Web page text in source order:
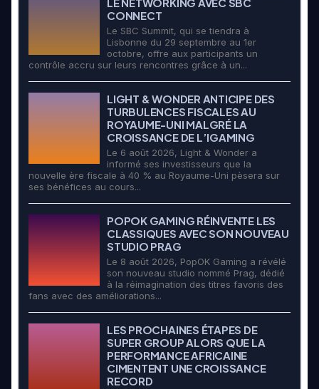
CONNECT
Le SBC Summit, qui se tiendra à
Lisbonne du 29 septembre au 1er
octobre, offre aux participants un
contrôle accru sur leurs rencontres grâce à un...
LIGHT & WONDER ANTICIPE DES
TURBULENCES FISCALES AU
ROYAUME-UNI MALGRÉ LA
CROISSANCE DE L’IGAMING
Le 6 août 2026, Light & Wonder a
informé ses investisseurs que la
nouvelle ère fiscale à 40 % au Royaume-Uni pèsera sur
ses bénéfices au cours...
POPOK GAMING RÉINVENTE LES
CLASSIQUES AVEC SON NOUVEAU
STUDIO PRAG
Le 8 août 2026, PopOK Gaming a révélé
son nouveau studio nommé Prag, dédié
à la réimagination des titres favoris des
fans avec des améliorations...
LES PROCHAINES ÉTAPES DE
SUPER GROUP ALORS QUE LA
PERFORMANCE AFRICAINE
CIMENTENT UNE CROISSANCE
RECORD